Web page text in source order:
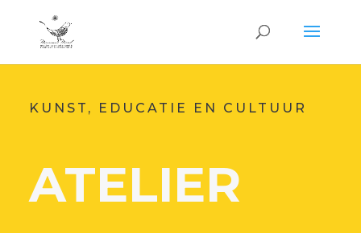
KUNST, EDUCATIE EN CULTUUR
ATELIER